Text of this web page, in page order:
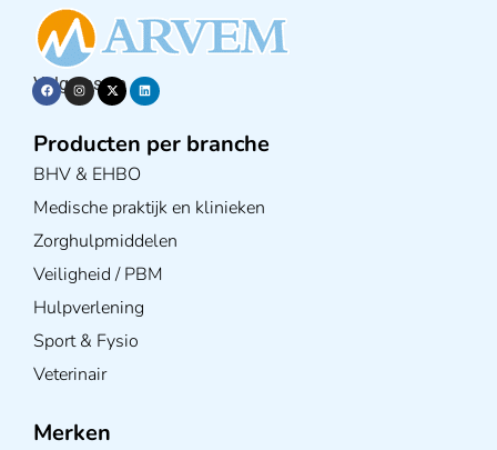
Volg ons op
Producten per branche
BHV & EHBO
Medische praktijk en klinieken
Zorghulpmiddelen
Veiligheid / PBM
Hulpverlening
Sport & Fysio
Veterinair
Merken